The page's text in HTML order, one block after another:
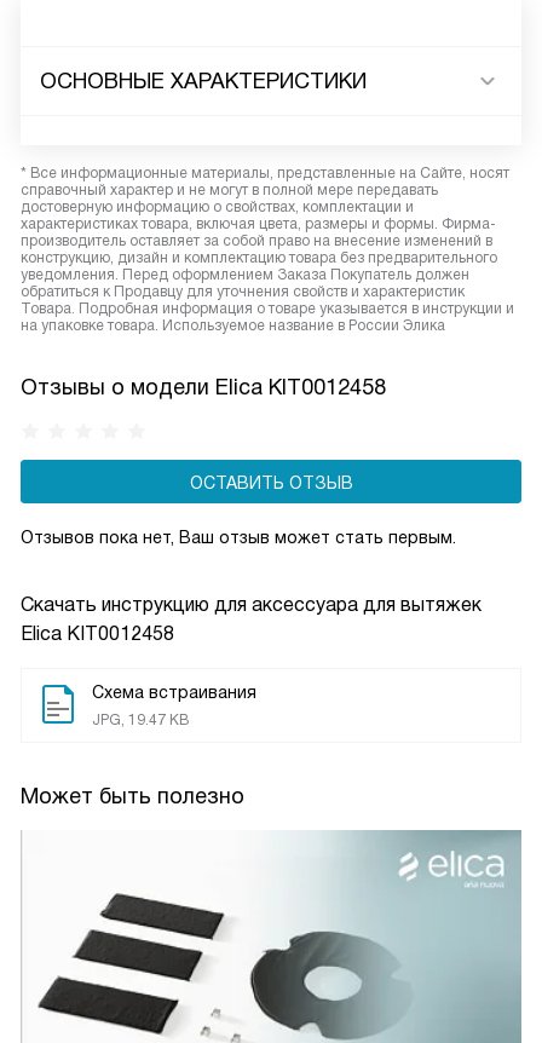
Скачать инструкцию для аксессуара для вытяжек
Elica KIT0012458
Схема встраивания
JPG, 19.47 KB
Может быть полезно
ОСНОВНЫЕ ХАРАКТЕРИСТИКИ
* Все информационные материалы, представленные на Сайте, носят
справочный характер и не могут в полной мере передавать
достоверную информацию о свойствах, комплектации и
характеристиках товара, включая цвета, размеры и формы. Фирма-
производитель оставляет за собой право на внесение изменений в
конструкцию, дизайн и комплектацию товара без предварительного
уведомления. Перед оформлением Заказа Покупатель должен
обратиться к Продавцу для уточнения свойств и характеристик
Товара. Подробная информация о товаре указывается в инструкции и
на упаковке товара. Используемое название в России Элика
Отзывы о модели Elica KIT0012458
ОСТАВИТЬ ОТЗЫВ
Отзывов пока нет, Ваш отзыв может стать первым.